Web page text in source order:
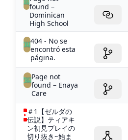
found –
Dominican
High School
404 - No se
encontró esta
página.
Page not
found – Enaya
Care
＃1【ゼルダの
伝説】ティアキ
ン初見プレイの
切り抜き~始ま